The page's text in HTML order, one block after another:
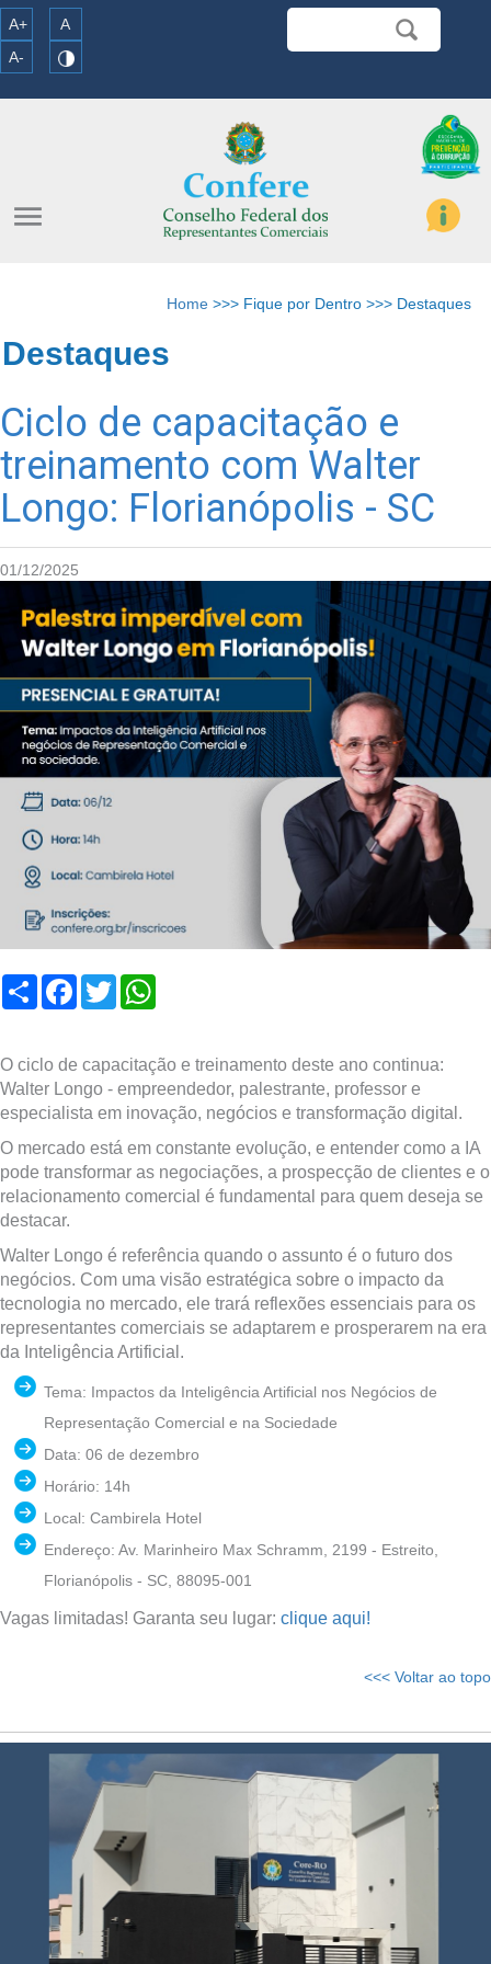
A+
A
A-
menu
Home >>> Fique por Dentro >>> Destaques
Destaques
Ciclo de capacitação e
treinamento com Walter
Longo: Florianópolis - SC
01/12/2025
Compartilhar
Facebook
Twitter
O ciclo de capacitação e treinamento deste ano continua:
Walter Longo - empreendedor, palestrante, professor e
especialista em inovação, negócios e transformação digital.
O mercado está em constante evolução, e entender como a IA
pode transformar as negociações, a prospecção de clientes e o
relacionamento comercial é fundamental para quem deseja se
destacar.
Walter Longo é referência quando o assunto é o futuro dos
negócios. Com uma visão estratégica sobre o impacto da
tecnologia no mercado, ele trará reflexões essenciais para os
representantes comerciais se adaptarem e prosperarem na era
da Inteligência Artificial.
Tema: Impactos da Inteligência Artificial nos Negócios de
Representação Comercial e na Sociedade
Data: 06 de dezembro
Horário: 14h
Local: Cambirela Hotel
Endereço: Av. Marinheiro Max Schramm, 2199 - Estreito,
Florianópolis - SC, 88095-001
Vagas limitadas! Garanta seu lugar: clique aqui!
<<< Voltar ao topo